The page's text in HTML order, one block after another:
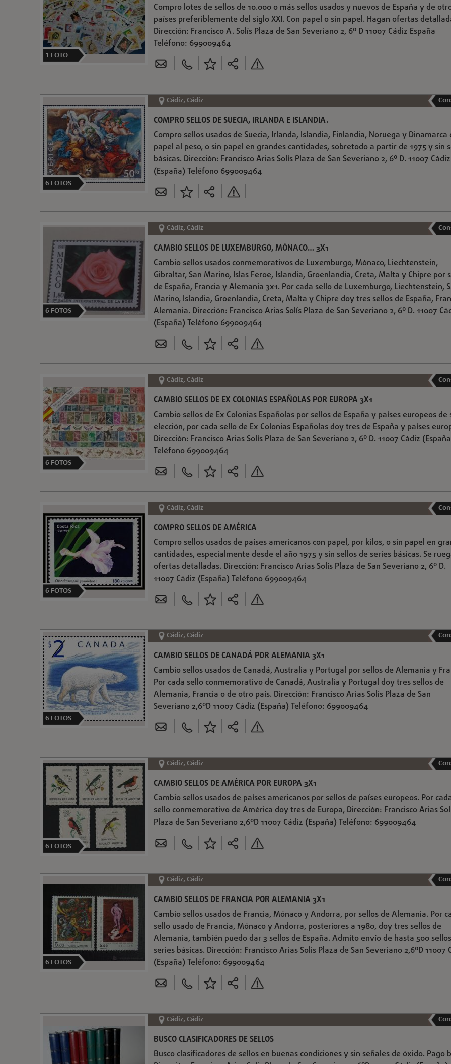
Compro lotes de sellos de 10.000 o más sellos usados y nuevos de España y de
países preferiblemente del siglo XXI. Con papel o sin papel. Hagan ofertas
Dirección: Francisco A. Solís Plaza de San Severiano 2, 6º D 11007 Cádiz España
Teléfono: 699009464
1 FOTO
Cádiz, Cádiz
COMPRO SELLOS DE SUECIA, IRLANDA E ISLANDIA.
Compro sellos usados de Suecia, Irlanda, Islandia, Finlandia, Noruega y Dinamarca
papel al peso, o sin papel en grandes cantidades, sobretodo a partir de 1975 y sin
básicas. Dirección: Francisco Arias Solís Plaza de San Severiano 2, 6º D. 11007 Cádiz
(España) Teléfono 699009464
6 FOTOS
Cádiz, Cádiz
CAMBIO SELLOS DE LUXEMBURGO, MÓNACO… 3X1
Cambio sellos usados conmemorativos de Luxemburgo, Mónaco, Liechtenstein,
Gibraltar, San Marino, Islas Feroe, Islandia, Groenlandia, Creta, Malta y Chipre por
de España, Francia y Alemania 3x1. Por cada sello de Luxemburgo, Liechtenstein,
Marino, Islandia, Groenlandia, Creta, Malta y Chipre doy tres sellos de España,
Alemania. Dirección: Francisco Arias Solís Plaza de San Severiano 2, 6º D. 11007
(España) Teléfono 699009464
6 FOTOS
Cádiz, Cádiz
CAMBIO SELLOS DE EX COLONIAS ESPAÑOLAS POR EUROPA 3X1
Cambio sellos de Ex Colonias Españolas por sellos de España y países europeos de
elección, por cada sello de Ex Colonias Españolas doy tres de España y países
Dirección: Francisco Arias Solís Plaza de San Severiano 2, 6º D. 11007 Cádiz
Teléfono 699009464
6 FOTOS
Cádiz, Cádiz
COMPRO SELLOS DE AMÉRICA
Compro sellos usados de países americanos con papel, por kilos, o sin papel en
cantidades, especialmente desde el año 1975 y sin sellos de series básicas. Se
ofertas detalladas. Dirección: Francisco Arias Solís Plaza de San Severiano 2, 6º D.
11007 Cádiz (España) Teléfono 699009464
6 FOTOS
Cádiz, Cádiz
CAMBIO SELLOS DE CANADÁ POR ALEMANIA 3X1
Cambio sellos usados de Canadá, Australia y Portugal por sellos de Alemania y
Por cada sello conmemorativo de Canadá, Australia y Portugal doy tres sellos de
Alemania, Francia o de otro país. Dirección: Francisco Arias Solis Plaza de San
Severiano 2,6ºD 11007 Cádiz (España) Teléfono: 699009464
6 FOTOS
Cádiz, Cádiz
CAMBIO SELLOS DE AMÉRICA POR EUROPA 3X1
Cambio sellos usados de países americanos por sellos de países europeos. Por
sello conmemorativo de América doy tres de Europa, Dirección: Francisco Arias
Plaza de San Severiano 2,6ºD 11007 Cádiz (España) Teléfono: 699009464
6 FOTOS
Cádiz, Cádiz
CAMBIO SELLOS DE FRANCIA POR ALEMANIA 3X1
Cambio sellos usados de Francia, Mónaco y Andorra, por sellos de Alemania. Por
sello usado de Francia, Mónaco y Andorra, posteriores a 1980, doy tres sellos de
Alemania, también puedo dar 3 sellos de España. Admito envío de hasta 500
series básicas. Dirección: Francisco Arias Solis Plaza de San Severiano 2,6ºD 11007
(España) Teléfono: 699009464
6 FOTOS
Cádiz, Cádiz
BUSCO CLASIFICADORES DE SELLOS
Busco clasificadores de sellos en buenas condiciones y sin señales de óxido. Pago